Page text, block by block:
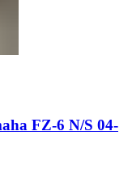
FZ-6 N/S 04-